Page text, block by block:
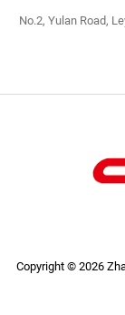
No.2, Yulan Road,
Copyright © 2026